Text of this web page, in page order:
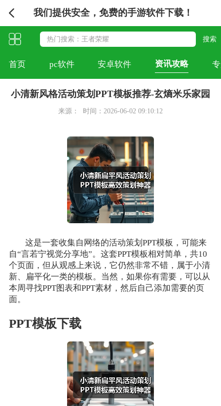
我们提供安全，免费的手游软件下载！
首页 pc软件 安卓软件 资讯攻略
小清新风格活动策划PPT模板推荐-玄熵米乐家园
来源： 时间：2026-06-02 09:10:12
这是一套收集自网络的活动策划PPT模板，可能来
自“言若宁视觉分享地”。这套PPT模板相对简单，共10
个页面，但从观感上来说，它仍然非常不错，属于小清
新、扁平化一类的模板。当然，如果你有需要，可以从
本周寻找PPT图表和PPT素材，然后自己添加需要的页
面。
PPT模板下载